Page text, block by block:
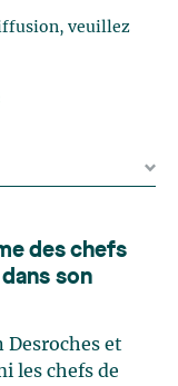
veuillez
des chefs
son
Desroches et
les chefs de